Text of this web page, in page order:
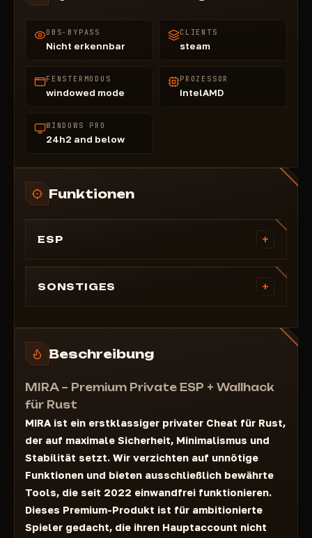
OBS-BYPASS
Nicht erkennbar
CLIENTS
steam
FENSTERMODUS
windowed mode
PROZESSOR
IntelAMD
WINDOWS PRO
24h2 and below
Funktionen
ESP +
ESP
Beute – Beute
Wallhack – Wallhack (durch Wände)
Radar – Radar
SONSTIGES +
Punkt in der Mitte – Punkt in der Mitte
Beschreibung
MIRA – Premium Private ESP + Wallhack
für Rust
MIRA ist ein erstklassiger privater Cheat für Rust,
der auf maximale Sicherheit, Minimalismus und
Stabilität setzt. Wir verzichten auf unnötige
Funktionen und bieten ausschließlich bewährte
Tools, die seit 2022 einwandfrei funktionieren.
Dieses Premium-Produkt ist für ambitionierte
Spieler gedacht, die ihren Hauptaccount nicht